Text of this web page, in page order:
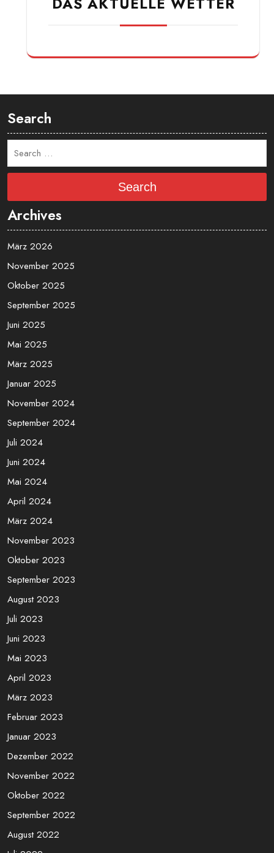
Arbeitsstunden
Search
Archives
März 2026
November 2025
Oktober 2025
September 2025
Juni 2025
Mai 2025
März 2025
Januar 2025
November 2024
September 2024
Juli 2024
Juni 2024
Mai 2024
April 2024
März 2024
November 2023
Oktober 2023
September 2023
August 2023
Juli 2023
Juni 2023
Mai 2023
April 2023
März 2023
Februar 2023
Januar 2023
Dezember 2022